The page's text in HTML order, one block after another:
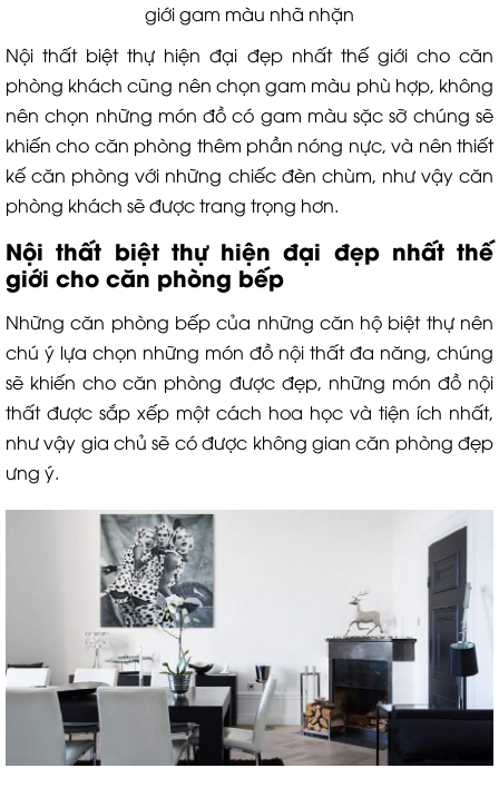
giới gam màu nhã nhặn
Nội thất biệt thự hiện đại đẹp nhất thế giới cho căn
phòng khách cũng nên chọn gam màu phù hợp, không
nên chọn những món đồ có gam màu sặc sỡ chúng sẽ
khiến cho căn phòng thêm phần nóng nực, và nên thiết
kế căn phòng với những chiếc đèn chùm, như vậy căn
phòng khách sẽ được trang trọng hơn.
Nội thất biệt thự hiện đại đẹp nhất thế
giới cho căn phòng bếp
Những căn phòng bếp của những căn hộ biệt thự nên
chú ý lựa chọn những món đồ nội thất đa năng, chúng
sẽ khiến cho căn phòng được đẹp, những món đồ nội
thất được sắp xếp một cách hoa học và tiện ích nhất,
như vậy gia chủ sẽ có được không gian căn phòng đẹp
ưng ý.